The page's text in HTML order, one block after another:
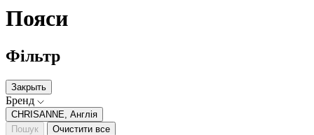
Пояси
Фільтр
Закрыть
Бренд
CHRISANNE, Англія
Пошук
Очистити все